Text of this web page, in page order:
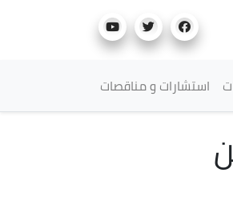
استشارات و مناقصات